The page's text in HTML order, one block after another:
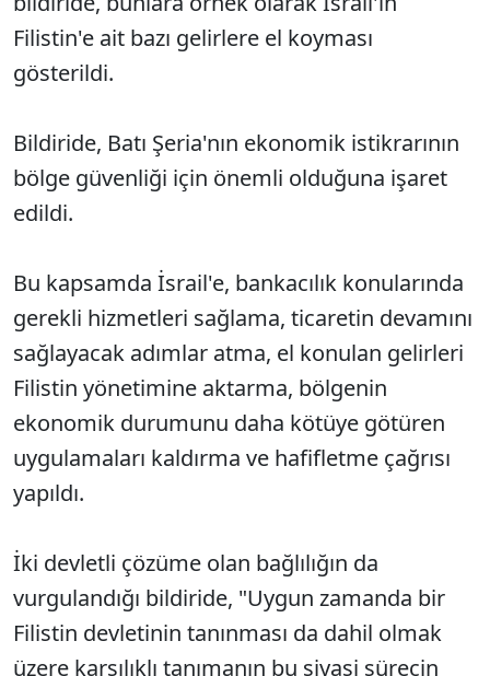
Filistin'e ait bazı gelirlere el koyması
gösterildi.
Bildiride, Batı Şeria'nın ekonomik istikrarının
bölge güvenliği için önemli olduğuna işaret
edildi.
Bu kapsamda İsrail'e, bankacılık konularında
gerekli hizmetleri sağlama, ticaretin devamını
sağlayacak adımlar atma, el konulan gelirleri
Filistin yönetimine aktarma, bölgenin
ekonomik durumunu daha kötüye götüren
uygulamaları kaldırma ve hafifletme çağrısı
yapıldı.
İki devletli çözüme olan bağlılığın da
vurgulandığı bildiride, "Uygun zamanda bir
Filistin devletinin tanınması da dahil olmak
üzere karşılıklı tanımanın bu siyasi sürecin